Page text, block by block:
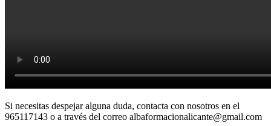
Si necesitas despejar alguna duda, contacta con nosotros en el
965117143 o a través del correo albaformacionalicante@gmail.com